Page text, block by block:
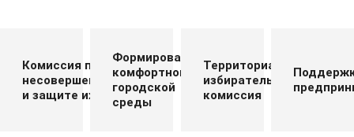
Комиссия по делам
несовершеннолетних
и защите их прав
Формирование
комфортной
городской
среды
Территориальная
избирательная
комиссия